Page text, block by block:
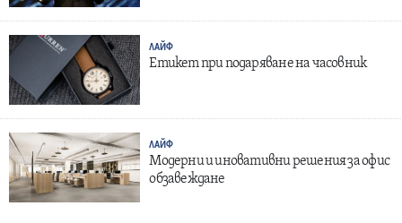
ЛАЙФ
Етикет при подаряване на часовник
ЛАЙФ
Модерни и иновативни решения за офис
обзавеждане